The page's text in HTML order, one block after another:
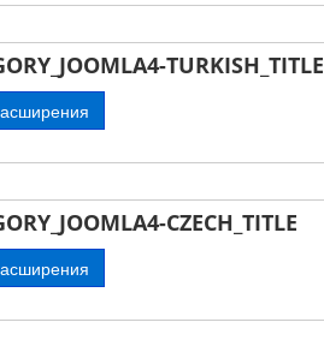
TURKISH_TITLE
CZECH_TITLE